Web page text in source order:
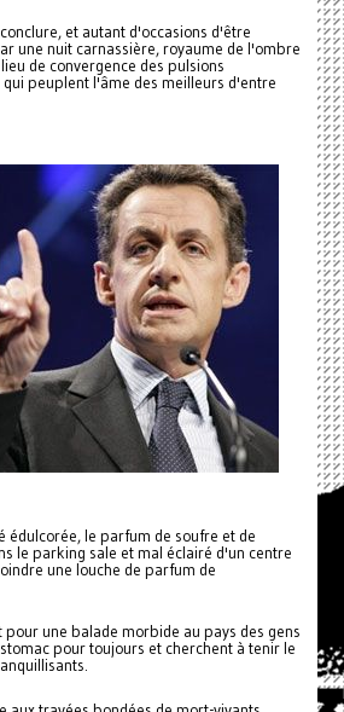
et autant d'occasions d'être
une nuit carnassière, royaume de l'ombre
de convergence des pulsions
peuplent l'âme des meilleurs d'entre
édulcorée, le parfum de soufre et de
le parking sale et mal éclairé d'un centre
une louche de parfum de
une balade morbide au pays des gens
pour toujours et cherchent à tenir le